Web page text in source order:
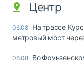
Центр
06.08 На трассе
метровый мост
06.08 Во